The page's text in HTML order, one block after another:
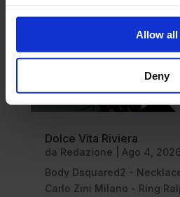
Allow all
Deny
Dolce Vita Riviera
da Redazione Ago 4, 2026
Body Dsquared2 -
Carlo Zini Milano - Ring